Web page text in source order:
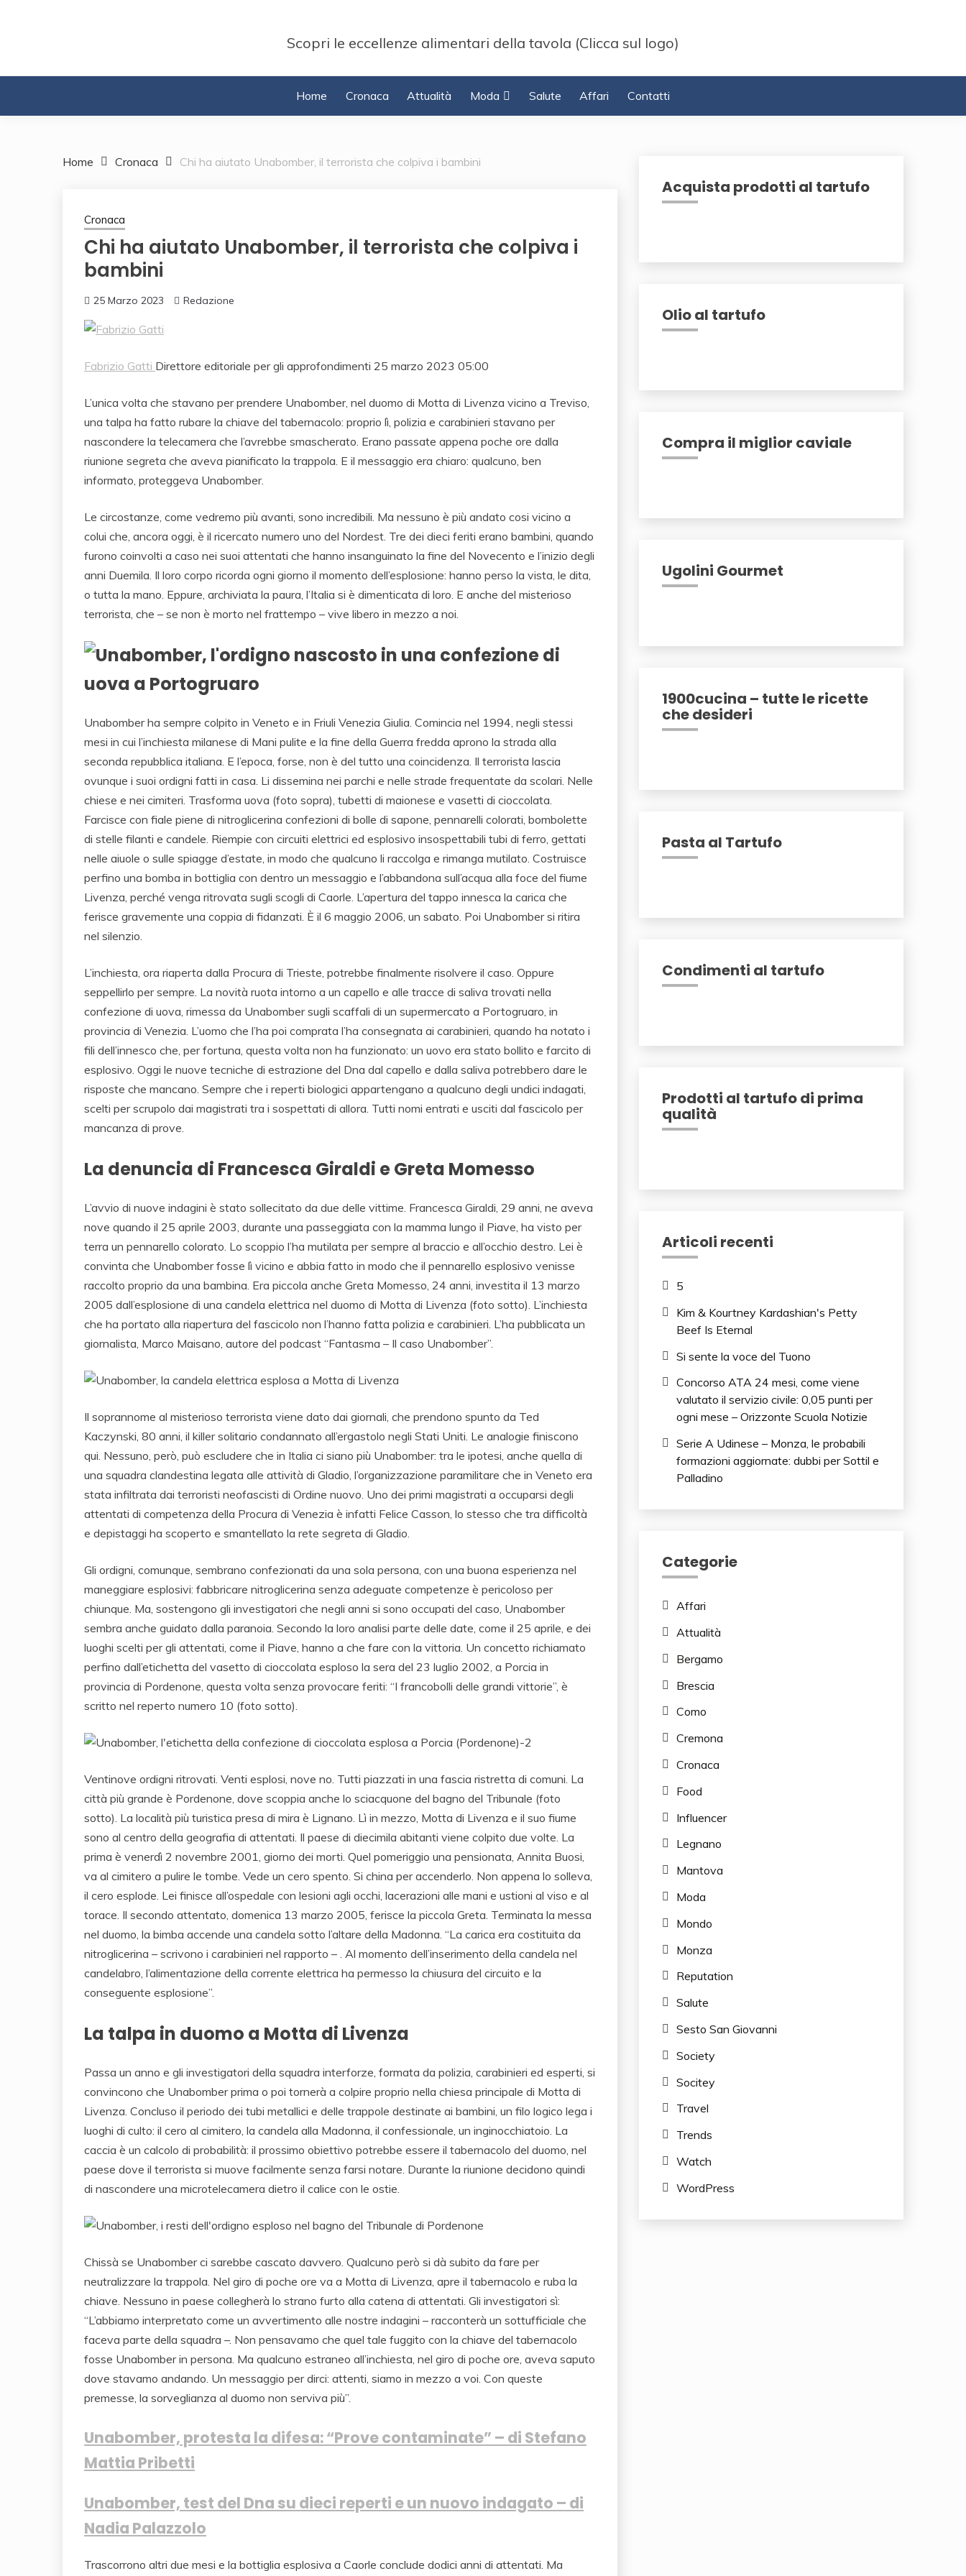
Scopri le eccellenze alimentari della tavola (Clicca sul logo)
Home Cronaca Attualità Moda Salute Affari Contatti
Home Cronaca Chi ha aiutato Unabomber, il terrorista che colpiva i bambini
Cronaca
Chi ha aiutato Unabomber, il terrorista che colpiva i
bambini
25 Marzo 2023 Redazione
Fabrizio Gatti Direttore editoriale per gli approfondimenti 25 marzo 2023 05:00
L’unica volta che stavano per prendere Unabomber, nel duomo di Motta di Livenza vicino a Treviso,
una talpa ha fatto rubare la chiave del tabernacolo: proprio lì, polizia e carabinieri stavano per
nascondere la telecamera che l’avrebbe smascherato. Erano passate appena poche ore dalla
riunione segreta che aveva pianificato la trappola. E il messaggio era chiaro: qualcuno, ben
informato, proteggeva Unabomber.
Le circostanze, come vedremo più avanti, sono incredibili. Ma nessuno è più andato cosi vicino a
colui che, ancora oggi, è il ricercato numero uno del Nordest. Tre dei dieci feriti erano bambini, quando
furono coinvolti a caso nei suoi attentati che hanno insanguinato la fine del Novecento e l’inizio degli
anni Duemila. Il loro corpo ricorda ogni giorno il momento dell’esplosione: hanno perso la vista, le dita,
o tutta la mano. Eppure, archiviata la paura, l’Italia si è dimenticata di loro. E anche del misterioso
terrorista, che – se non è morto nel frattempo – vive libero in mezzo a noi.
Unabomber ha sempre colpito in Veneto e in Friuli Venezia Giulia. Comincia nel 1994, negli stessi
mesi in cui l’inchiesta milanese di Mani pulite e la fine della Guerra fredda aprono la strada alla
seconda repubblica italiana. E l’epoca, forse, non è del tutto una coincidenza. Il terrorista lascia
ovunque i suoi ordigni fatti in casa. Li dissemina nei parchi e nelle strade frequentate da scolari. Nelle
chiese e nei cimiteri. Trasforma uova (foto sopra), tubetti di maionese e vasetti di cioccolata.
Farcisce con fiale piene di nitroglicerina confezioni di bolle di sapone, pennarelli colorati, bombolette
di stelle filanti e candele. Riempie con circuiti elettrici ed esplosivo insospettabili tubi di ferro, gettati
nelle aiuole o sulle spiagge d’estate, in modo che qualcuno li raccolga e rimanga mutilato. Costruisce
perfino una bomba in bottiglia con dentro un messaggio e l’abbandona sull’acqua alla foce del fiume
Livenza, perché venga ritrovata sugli scogli di Caorle. L’apertura del tappo innesca la carica che
ferisce gravemente una coppia di fidanzati. È il 6 maggio 2006, un sabato. Poi Unabomber si ritira
nel silenzio.
L’inchiesta, ora riaperta dalla Procura di Trieste, potrebbe finalmente risolvere il caso. Oppure
seppellirlo per sempre. La novità ruota intorno a un capello e alle tracce di saliva trovati nella
confezione di uova, rimessa da Unabomber sugli scaffali di un supermercato a Portogruaro, in
provincia di Venezia. L’uomo che l’ha poi comprata l’ha consegnata ai carabinieri, quando ha notato i
fili dell’innesco che, per fortuna, questa volta non ha funzionato: un uovo era stato bollito e farcito di
esplosivo. Oggi le nuove tecniche di estrazione del Dna dal capello e dalla saliva potrebbero dare le
risposte che mancano. Sempre che i reperti biologici appartengano a qualcuno degli undici indagati,
scelti per scrupolo dai magistrati tra i sospettati di allora. Tutti nomi entrati e usciti dal fascicolo per
mancanza di prove.
La denuncia di Francesca Giraldi e Greta Momesso
L’avvio di nuove indagini è stato sollecitato da due delle vittime. Francesca Giraldi, 29 anni, ne aveva
nove quando il 25 aprile 2003, durante una passeggiata con la mamma lungo il Piave, ha visto per
terra un pennarello colorato. Lo scoppio l’ha mutilata per sempre al braccio e all’occhio destro. Lei è
convinta che Unabomber fosse lì vicino e abbia fatto in modo che il pennarello esplosivo venisse
raccolto proprio da una bambina. Era piccola anche Greta Momesso, 24 anni, investita il 13 marzo
2005 dall’esplosione di una candela elettrica nel duomo di Motta di Livenza (foto sotto). L’inchiesta
che ha portato alla riapertura del fascicolo non l’hanno fatta polizia e carabinieri. L’ha pubblicata un
giornalista, Marco Maisano, autore del podcast “Fantasma – Il caso Unabomber”.
Il soprannome al misterioso terrorista viene dato dai giornali, che prendono spunto da Ted
Kaczynski, 80 anni, il killer solitario condannato all’ergastolo negli Stati Uniti. Le analogie finiscono
qui. Nessuno, però, può escludere che in Italia ci siano più Unabomber: tra le ipotesi, anche quella di
una squadra clandestina legata alle attività di Gladio, l’organizzazione paramilitare che in Veneto era
stata infiltrata dai terroristi neofascisti di Ordine nuovo. Uno dei primi magistrati a occuparsi degli
attentati di competenza della Procura di Venezia è infatti Felice Casson, lo stesso che tra difficoltà
e depistaggi ha scoperto e smantellato la rete segreta di Gladio.
Gli ordigni, comunque, sembrano confezionati da una sola persona, con una buona esperienza nel
maneggiare esplosivi: fabbricare nitroglicerina senza adeguate competenze è pericoloso per
chiunque. Ma, sostengono gli investigatori che negli anni si sono occupati del caso, Unabomber
sembra anche guidato dalla paranoia. Secondo la loro analisi parte delle date, come il 25 aprile, e dei
luoghi scelti per gli attentati, come il Piave, hanno a che fare con la vittoria. Un concetto richiamato
perfino dall’etichetta del vasetto di cioccolata esploso la sera del 23 luglio 2002, a Porcia in
provincia di Pordenone, questa volta senza provocare feriti: “I francobolli delle grandi vittorie”, è
scritto nel reperto numero 10 (foto sotto).
Ventinove ordigni ritrovati. Venti esplosi, nove no. Tutti piazzati in una fascia ristretta di comuni. La
città più grande è Pordenone, dove scoppia anche lo sciacquone del bagno del Tribunale (foto
sotto). La località più turistica presa di mira è Lignano. Lì in mezzo, Motta di Livenza e il suo fiume
sono al centro della geografia di attentati. Il paese di diecimila abitanti viene colpito due volte. La
prima è venerdì 2 novembre 2001, giorno dei morti. Quel pomeriggio una pensionata, Annita Buosi,
va al cimitero a pulire le tombe. Vede un cero spento. Si china per accenderlo. Non appena lo solleva,
il cero esplode. Lei finisce all’ospedale con lesioni agli occhi, lacerazioni alle mani e ustioni al viso e al
torace. Il secondo attentato, domenica 13 marzo 2005, ferisce la piccola Greta. Terminata la messa
nel duomo, la bimba accende una candela sotto l’altare della Madonna. “La carica era costituita da
nitroglicerina – scrivono i carabinieri nel rapporto – . Al momento dell’inserimento della candela nel
candelabro, l’alimentazione della corrente elettrica ha permesso la chiusura del circuito e la
conseguente esplosione”.
La talpa in duomo a Motta di Livenza
Passa un anno e gli investigatori della squadra interforze, formata da polizia, carabinieri ed esperti, si
convincono che Unabomber prima o poi tornerà a colpire proprio nella chiesa principale di Motta di
Livenza. Concluso il periodo dei tubi metallici e delle trappole destinate ai bambini, un filo logico lega i
luoghi di culto: il cero al cimitero, la candela alla Madonna, il confessionale, un inginocchiatoio. La
caccia è un calcolo di probabilità: il prossimo obiettivo potrebbe essere il tabernacolo del duomo, nel
paese dove il terrorista si muove facilmente senza farsi notare. Durante la riunione decidono quindi
di nascondere una microtelecamera dietro il calice con le ostie.
Chissà se Unabomber ci sarebbe cascato davvero. Qualcuno però si dà subito da fare per
neutralizzare la trappola. Nel giro di poche ore va a Motta di Livenza, apre il tabernacolo e ruba la
chiave. Nessuno in paese collegherà lo strano furto alla catena di attentati. Gli investigatori sì:
“L’abbiamo interpretato come un avvertimento alle nostre indagini – racconterà un sottufficiale che
faceva parte della squadra –. Non pensavamo che quel tale fuggito con la chiave del tabernacolo
fosse Unabomber in persona. Ma qualcuno estraneo all’inchiesta, nel giro di poche ore, aveva saputo
dove stavamo andando. Un messaggio per dirci: attenti, siamo in mezzo a voi. Con queste
premesse, la sorveglianza al duomo non serviva più”.
Unabomber, protesta la difesa: “Prove contaminate” – di Stefano
Mattia Pribetti
Unabomber, test del Dna su dieci reperti e un nuovo indagato – di
Nadia Palazzolo
Trascorrono altri due mesi e la bottiglia esplosiva a Caorle conclude dodici anni di attentati. Ma
Acquista prodotti al tartufo
Olio al tartufo
Compra il miglior caviale
Ugolini Gourmet
1900cucina – tutte le ricette
che desideri
Pasta al Tartufo
Condimenti al tartufo
Prodotti al tartufo di prima
qualità
Articoli recenti
5
Kim & Kourtney Kardashian's Petty
Beef Is Eternal
Si sente la voce del Tuono
Concorso ATA 24 mesi, come viene
valutato il servizio civile: 0,05 punti per
ogni mese – Orizzonte Scuola Notizie
Serie A Udinese – Monza, le probabili
formazioni aggiornate: dubbi per Sottil e
Palladino
Categorie
Affari
Attualità
Bergamo
Brescia
Como
Cremona
Cronaca
Food
Influencer
Legnano
Mantova
Moda
Mondo
Monza
Reputation
Salute
Sesto San Giovanni
Society
Socitey
Travel
Trends
Watch
WordPress